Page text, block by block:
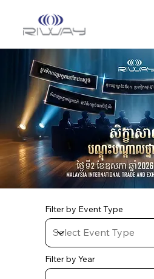
Filter by Event Type
Filter by Year